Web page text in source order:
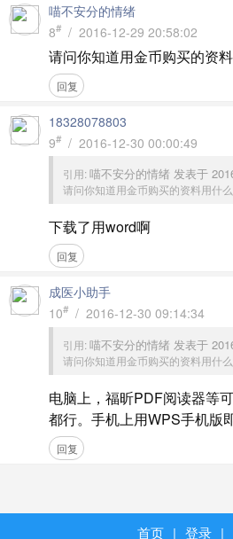
喵不安分的情绪
8# / 2016-12-29 20:58:02
请问你知道用金币购买的资
回复
18328078803
9# / 2016-12-30 00:00:49
引用: 喵不安分的情绪 发表于
请问你知道用金币购买的资料用什
下载了用word啊
回复
成医小助手
10# / 2016-12-30 09:14:34
引用: 喵不安分的情绪 发表于
请问你知道用金币购买的资料用什
电脑上，福昕PDF阅读器等
都行。手机上用WPS手机版
回复
首页 | 登录 |